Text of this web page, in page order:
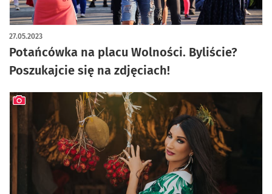
Potańcówka na placu Wolności. Byliście?
Poszukajcie się na zdjęciach!
27.05.2023
artykuł z galerią zdjęć